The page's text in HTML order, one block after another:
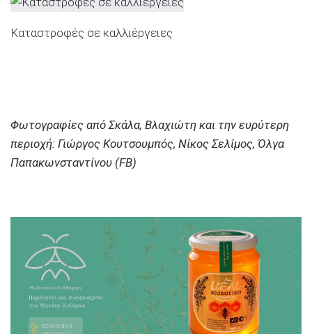
Καταστροφές σε καλλιέργειες
Φωτογραφίες από Σκάλα, Βλαχιώτη και την ευρύτερη
περιοχή: Γιώργος Κουτσουμπός, Νίκος Σελίμος, Όλγα
Παπακωνσταντίνου (FB)